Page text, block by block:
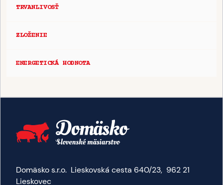
TRVANLIVOSŤ
ZLOŽENIE
ENERGETICKÁ HODNOTA
Domäsko s.r.o. Lieskovská cesta 640/23, 962 21
Lieskovec